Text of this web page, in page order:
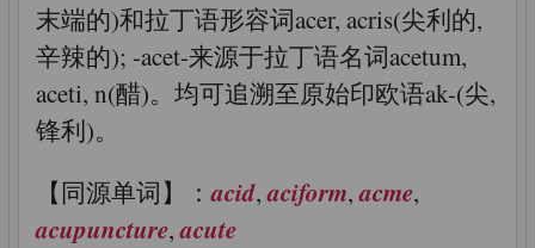
末端的)和拉丁语形容词acer, acris(尖利的,
辛辣的); -acet-来源于拉丁语名词acetum,
aceti, n(醋)。均可追溯至原始印欧语ak-(尖,
锋利)。
【同源单词】：acid,aciform,acme,
acupuncture,acute